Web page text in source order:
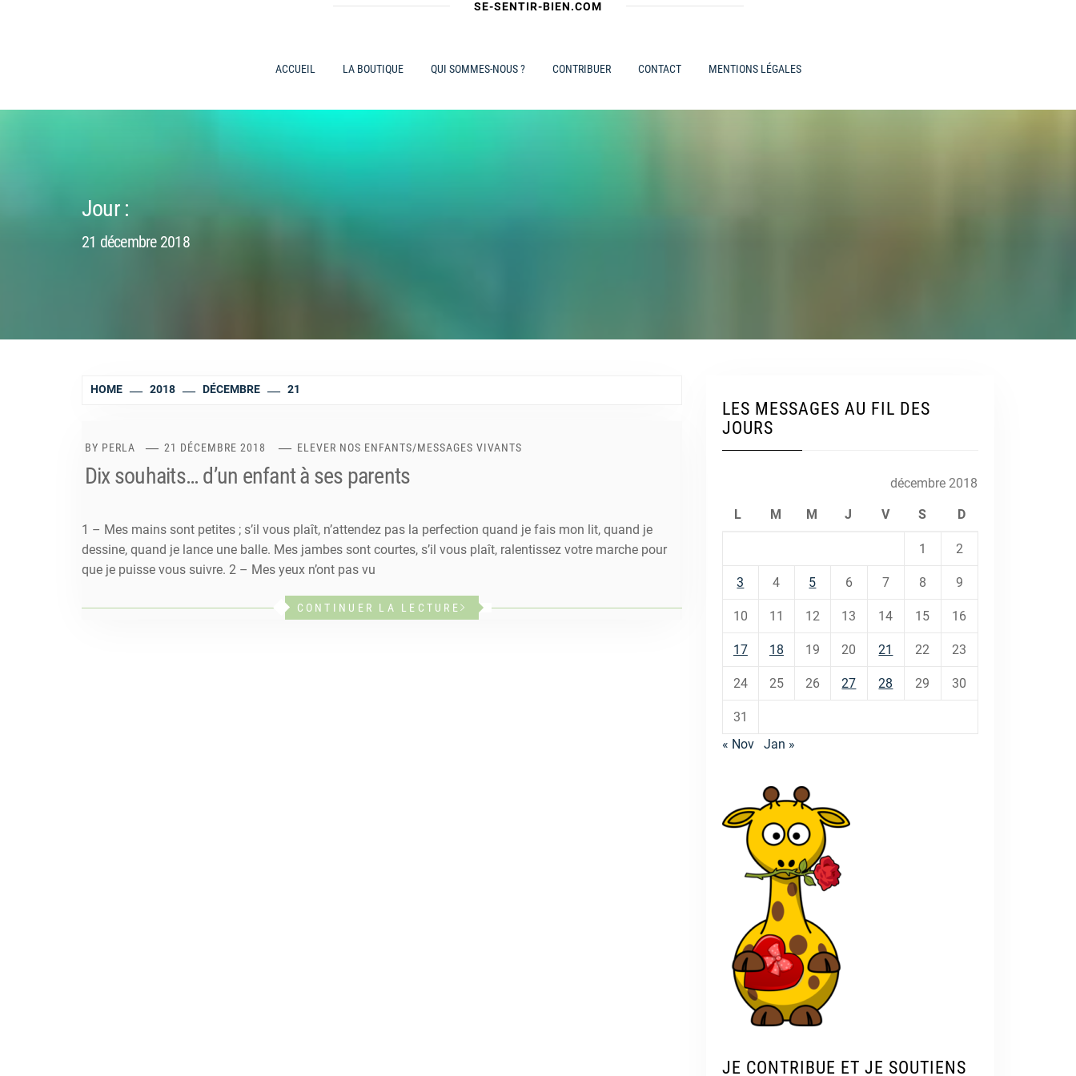
SE-SENTIR-BIEN.COM
ACCUEIL LA BOUTIQUE QUI SOMMES-NOUS ? CONTRIBUER CONTACT MENTIONS LÉGALES
Jour :
21 décembre 2018
HOME 2018 DÉCEMBRE 21
BY PERLA 21 DÉCEMBRE 2018 ELEVER NOS ENFANTS/MESSAGES VIVANTS
Dix souhaits… d’un enfant à ses parents
1 – Mes mains sont petites ; s’il vous plaît, n’attendez pas la perfection quand je fais mon lit, quand je
dessine, quand je lance une balle. Mes jambes sont courtes, s’il vous plaît, ralentissez votre marche pour
que je puisse vous suivre. 2 – Mes yeux n’ont pas vu
CONTINUER LA LECTURE
LES MESSAGES AU FIL DES
JOURS
décembre 2018
L M M J V S D
1 2
3 4 5 6 7 8 9
10 11 12 13 14 15 16
17 18 19 20 21 22 23
24 25 26 27 28 29 30
31
« Nov
Jan »
JE CONTRIBUE ET JE SOUTIENS